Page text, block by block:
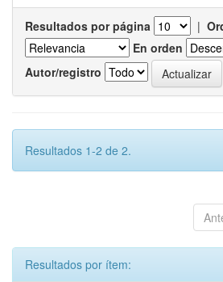
Resultados por página |
En orden
Autor/registro
Resultados 1-2 de 2.
Resultados por ítem: